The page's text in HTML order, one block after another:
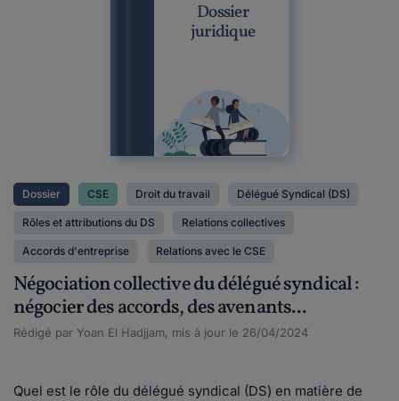
Dossier
juridique
Dossier CSE Droit du travail Délégué Syndical (DS)
Rôles et attributions du DS Relations collectives
Accords d'entreprise Relations avec le CSE
Négociation collective du délégué syndical :
négocier des accords, des avenants...
Rédigé par Yoan El Hadjjam, mis à jour le 26/04/2024
Quel est le rôle du délégué syndical (DS) en matière de